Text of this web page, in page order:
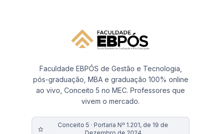
Faculdade EBPÓS de Gestão e Tecnologia,
pós-graduação, MBA e graduação 100% online
ao vivo, Conceito 5 no MEC. Professores que
vivem o mercado.
Conceito 5 · Portaria Nº 1.201, de 19 de